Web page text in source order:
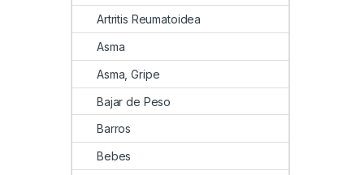
Artritis Reumatoidea
Asma
Asma, Gripe
Bajar de Peso
Barros
Bebes